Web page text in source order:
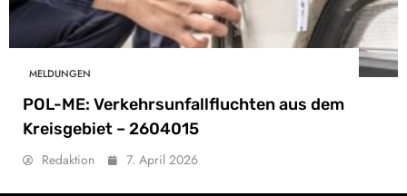
MELDUNGEN
POL-ME: Verkehrsunfallfluchten aus dem
Kreisgebiet – 2604015
Redaktion 7. April 2026